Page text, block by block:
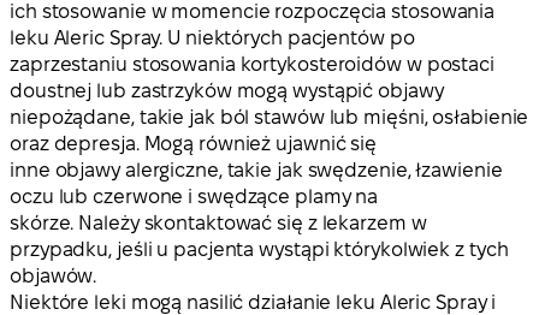
ich stosowanie w momencie rozpoczęcia stosowania
leku Aleric Spray. U niektórych pacjentów po
zaprzestaniu stosowania kortykosteroidów w postaci
doustnej lub zastrzyków mogą wystąpić objawy
niepożądane, takie jak ból stawów lub mięśni, osłabienie
oraz depresja. Mogą również ujawnić się
inne objawy alergiczne, takie jak swędzenie, łzawienie
oczu lub czerwone i swędzące plamy na
skórze. Należy skontaktować się z lekarzem w
przypadku, jeśli u pacjenta wystąpi którykolwiek z tych
objawów.
Niektóre leki mogą nasilić działanie leku Aleric Spray i